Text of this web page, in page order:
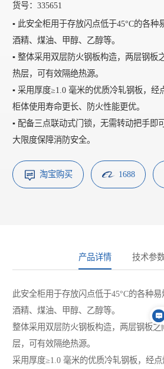
货号：335651
▪️ 此安全柜用于存放闪点低于45°C的各种
酒精、煤油、甲醇、乙醇等。
▪️ 整体采用双层防火钢板构造，两层钢板
热层，可有效隔绝热源。
▪️ 采用厚度≥1.0 毫米的优质冷轧钢板，经
柜体使用寿命更长、防火性能更优。
▪️ 配备三点联动式门锁，无需转动把手即
大限度保障消防安全。
淘宝购买 1688
产品详情 技术参
此安全柜用于存放闪点低于45°C的各种易
酒精、煤油、甲醇、乙醇等。
整体采用双层防火钢板构造，两层钢板
层，可有效隔绝热源。
采用厚度≥1.0 毫米的优质冷轧钢板，经